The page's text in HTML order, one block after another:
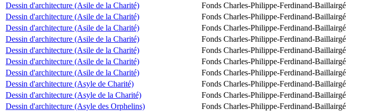
Dessin d'architecture (Asile de la Charité)
Fonds Charles-Philippe-Ferdinand-Baillairgé
Dessin d'architecture (Asile de la Charité)
Fonds Charles-Philippe-Ferdinand-Baillairgé
Dessin d'architecture (Asile de la Charité)
Fonds Charles-Philippe-Ferdinand-Baillairgé
Dessin d'architecture (Asile de la Charité)
Fonds Charles-Philippe-Ferdinand-Baillairgé
Dessin d'architecture (Asile de la Charité)
Fonds Charles-Philippe-Ferdinand-Baillairgé
Dessin d'architecture (Asile de la Charité)
Fonds Charles-Philippe-Ferdinand-Baillairgé
Dessin d'architecture (Asile de la Charité)
Fonds Charles-Philippe-Ferdinand-Baillairgé
Dessin d'architecture (Asyle de Charité)
Fonds Charles-Philippe-Ferdinand-Baillairgé
Dessin d'architecture (Asyle de la Charité)
Fonds Charles-Philippe-Ferdinand-Baillairgé
Dessin d'architecture (Asyle des Orphelins)
Fonds Charles-Philippe-Ferdinand-Baillairgé